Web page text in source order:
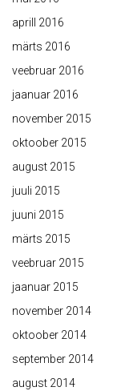
aprill 2016
märts 2016
veebruar 2016
jaanuar 2016
november 2015
oktoober 2015
august 2015
juuli 2015
juuni 2015
märts 2015
veebruar 2015
jaanuar 2015
november 2014
oktoober 2014
september 2014
august 2014